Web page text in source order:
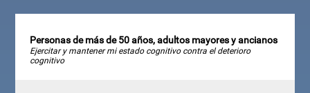
Personas de más de 50 años, adultos mayores y ancianos
Ejercitar y mantener mi estado cognitivo contra el deterioro
cognitivo